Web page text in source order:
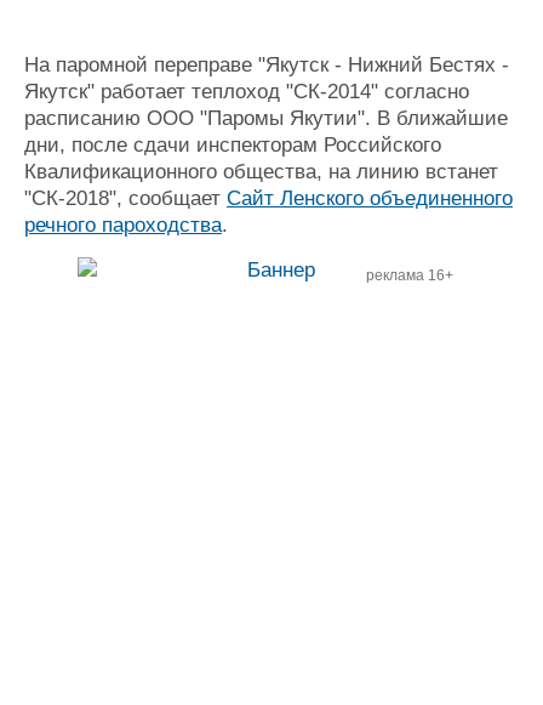
На паромной переправе "Якутск - Нижний Бестях -
Якутск" работает теплоход "СК-2014" согласно
расписанию ООО "Паромы Якутии". В ближайшие
дни, после сдачи инспекторам Российского
Квалификационного общества, на линию встанет
"СК-2018", сообщает Сайт Ленского объединенного
речного пароходства.
реклама 16+